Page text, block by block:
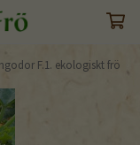
F.1. ekologiskt frö